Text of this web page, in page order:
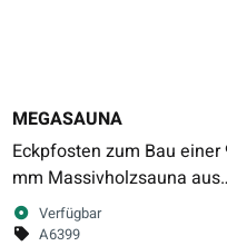
MEGASAUNA
Eckpfosten zum Bau einer
mm Massivholzsauna aus
FichteVerfügbar
A6399